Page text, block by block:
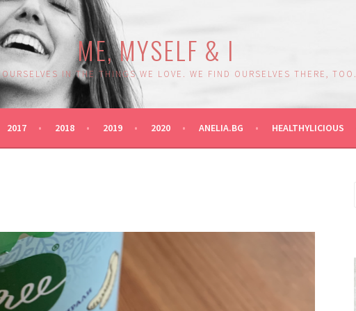
ME, MYSELF & I
IN THE THINGS WE LOVE. WE FIND OURSELVES THERE, TOO.
2017 2018 2019 2020 ANELIA.BG HEALTHYLICIOUS